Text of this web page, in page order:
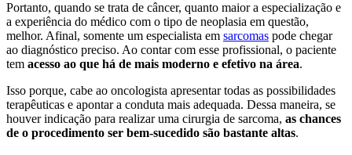
Portanto, quando se trata de câncer, quanto maior a especialização e
a experiência do médico com o tipo de neoplasia em questão,
melhor. Afinal, somente um especialista em sarcomas pode chegar
ao diagnóstico preciso. Ao contar com esse profissional, o paciente
tem acesso ao que há de mais moderno e efetivo na área.
Isso porque, cabe ao oncologista apresentar todas as possibilidades
terapêuticas e apontar a conduta mais adequada. Dessa maneira, se
houver indicação para realizar uma cirurgia de sarcoma, as chances
de o procedimento ser bem-sucedido são bastante altas.